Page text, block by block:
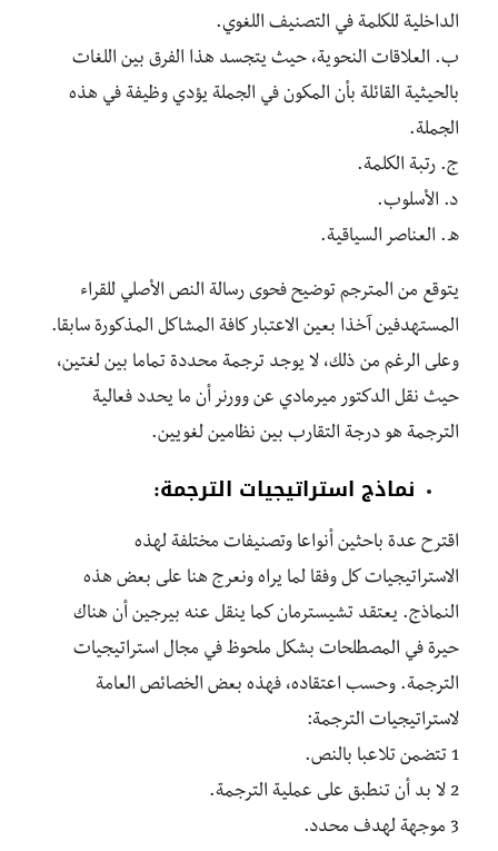
الداخلية للكلمة في التصنيف اللغوي.
ب. العلاقات النحوية، حيث يتجسد هذا الفرق بين اللغات
بالحيثية القائلة بأن المكون في الجملة يؤدي وظيفة في هذه
الجملة.
ج. رتبة الكلمة.
د. الأسلوب.
ه. العناصر السياقية.
يتوقع من المترجم توضيح فحوى رسالة النص الأصلي للقراء
المستهدفين آخذا بعين الاعتبار كافة المشاكل المذكورة سابقا.
وعلى الرغم من ذلك، لا يوجد ترجمة محددة تماما بين لغتين،
حيث نقل الدكتور ميرمادي عن وورنر أن ما يحدد فعالية
الترجمة هو درجة التقارب بين نظامين لغويين.
نماذج استراتيجيات الترجمة:
اقترح عدة باحثين أنواعا وتصنيفات مختلفة لهذه
الاستراتيجيات كل وفقا لما يراه ونعرج هنا على بعض هذه
النماذج. يعتقد تشيسترمان كما ينقل عنه بيرجين أن هناك
حيرة في المصطلحات بشكل ملحوظ في مجال استراتيجيات
الترجمة. وحسب اعتقاده، فهذه بعض الخصائص العامة
لاستراتيجيات الترجمة:
1 تتضمن تلاعبا بالنص.
2 لا بد أن تنطبق على عملية الترجمة.
3 موجهة لهدف محدد.